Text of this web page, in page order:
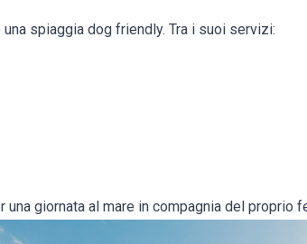
spiaggia dog friendly. Tra i suoi servizi:
una giornata al mare in compagnia del proprio